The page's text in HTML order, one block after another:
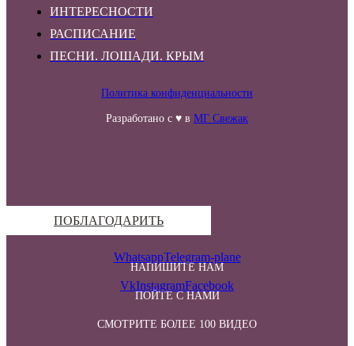
ИНТЕРЕСНОСТИ
РАСПИСАНИЕ
ПЕСНИ. ЛОШАДИ. КРЫМ
Политика конфиденциальности
Разработано с ♥ в МГ Свежак
ПОБЛАГОДАРИТЬ
НАПИШИТЕ НАМ
WhatsappTelegram-plane
ПОЙТЕ С НАМИ
VkInstagramFacebook
СМОТРИТЕ БОЛЕЕ 100 ВИДЕО